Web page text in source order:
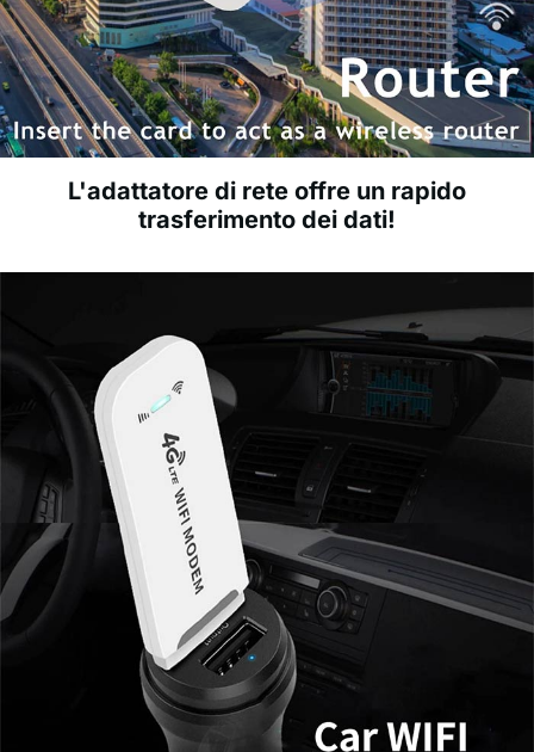
L'adattatore di rete offre un rapido
trasferimento dei dati!